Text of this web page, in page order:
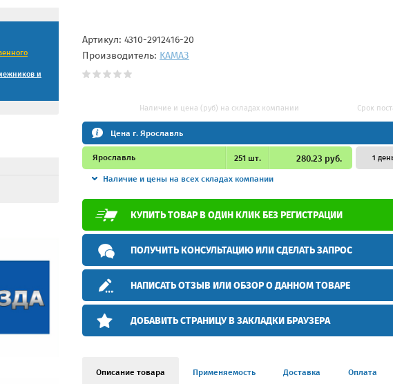
и
Артикул: 4310-2912416-20
Производитель: КАМАЗ
Наличие и цена (руб) на складах компании Срок
Цена г. Ярославль
Ярославль 251 шт. 280.23 руб.
Наличие и цены на всех складах компании
1
КУПИТЬ ТОВАР В ОДИН КЛИК БЕЗ РЕГИСТРАЦИИ
ПОЛУЧИТЬ КОНСУЛЬТАЦИЮ ИЛИ СДЕЛАТЬ ЗАПРОС
НАПИСАТЬ ОТЗЫВ ИЛИ ОБЗОР О ДАННОМ ТОВАРЕ
ДОБАВИТЬ СТРАНИЦУ В ЗАКЛАДКИ БРАУЗЕРА
Описание товара Применяемость Доставка Оплата